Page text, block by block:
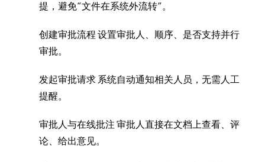
提，避免“文件在系统外流转”。
创建审批流程 设置审批人、顺序、是否支持并行
审批。
发起审批请求 系统自动通知相关人员，无需人工
提醒。
审批人与在线批注 审批人直接在文档上查看、评
论、给出意见。